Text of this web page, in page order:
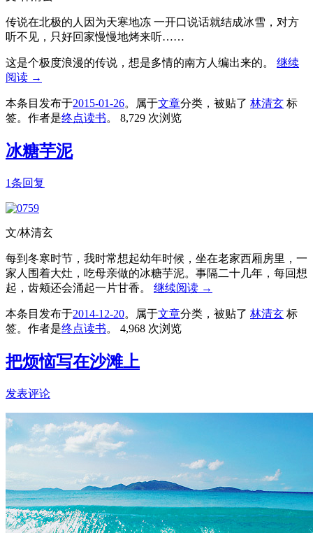
传说在北极的人因为天寒地冻 一开口说话就结成冰雪，对方
听不见，只好回家慢慢地烤来听……
这是个极度浪漫的传说，想是多情的南方人编出来的。 继续
阅读 →
本条目发布于2015-01-26。属于文章分类，被贴了 林清玄 标
签。 作者是终点读书。 8,729 次浏览
冰糖芋泥
1条回复
文/林清玄
每到冬寒时节，我时常想起幼年时候，坐在老家西厢房里，一
家人围着大灶，吃母亲做的冰糖芋泥。事隔二十几年，每回想
起，齿颊还会涌起一片甘香。 继续阅读 →
本条目发布于2014-12-20。属于文章分类，被贴了 林清玄 标
签。 作者是终点读书。 4,968 次浏览
把烦恼写在沙滩上
发表评论